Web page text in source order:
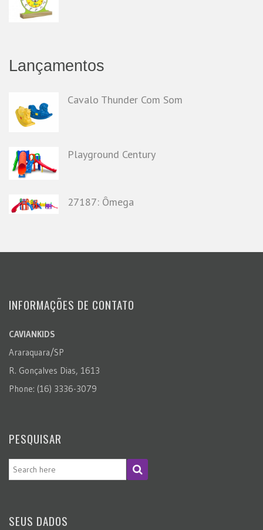
Lançamentos
Cavalo Thunder Com Som
Playground Century
27187: Ômega
INFORMAÇÕES DE CONTATO
CAVIANKIDS
Araraquara/SP
R. Gonçalves Dias, 1613
Phone: (16) 3336-3079
PESQUISAR
SEUS DADOS